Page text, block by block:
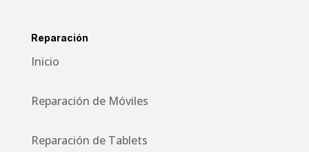
Reparación
Inicio
Reparación de Móviles
Reparación de Tablets